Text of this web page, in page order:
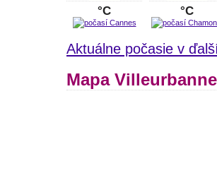
°C °C
Aktuálne počasie v
Mapa